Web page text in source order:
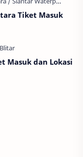
Tiket Masuk
Masuk dan Lokasi